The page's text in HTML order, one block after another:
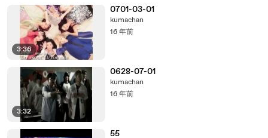
3:36
0701-03-01
kumachan
16 年前
3:32
0628-07-01
kumachan
16 年前
55